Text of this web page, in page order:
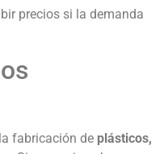
precios si la demanda
fabricación de plásticos,